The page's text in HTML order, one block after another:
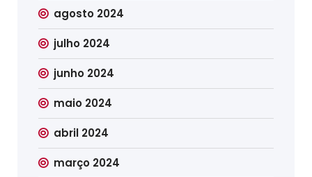
agosto 2024
julho 2024
junho 2024
maio 2024
abril 2024
março 2024